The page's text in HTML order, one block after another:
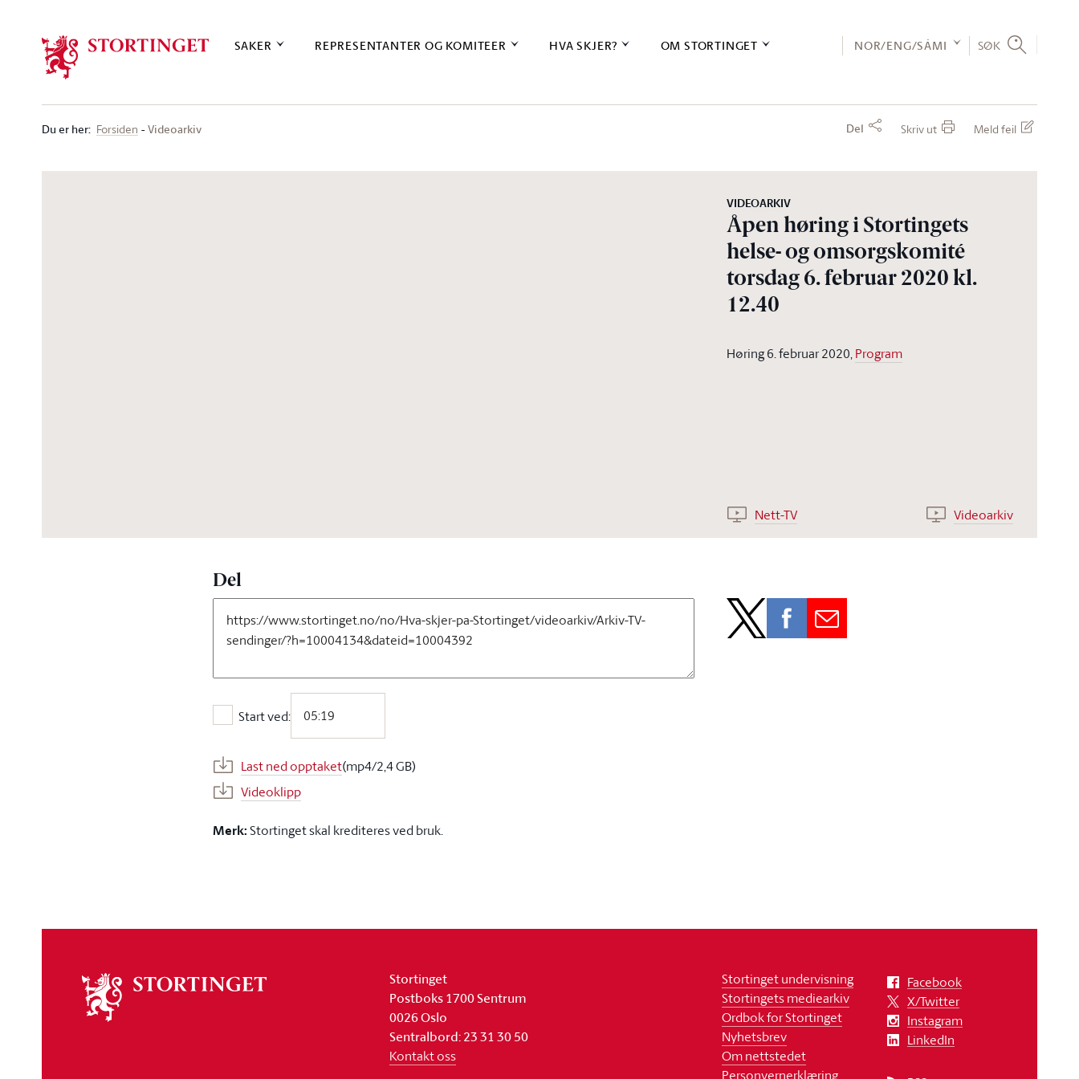
SAKER REPRESENTANTER OG KOMITEER HVA SKJER? OM STORTINGET NOR/ENG/SÁMI SØK
Du er her: Forsiden Videoarkiv Del Skriv ut Meld feil
VIDEOARKIV
Åpen høring i Stortingets
helse- og omsorgskomité
torsdag 6. februar 2020 kl.
12.40
Høring 6. februar 2020,Program
Nett-TV Videoarkiv
Del
Start ved:
Start ved:
Last ned opptaket(mp4/2,4 GB)
Videoklipp
Merk:Stortinget skal krediteres ved bruk.
stortinget
Stortinget
Postboks 1700 Sentrum
0026 Oslo
Sentralbord: 23 31 30 50
Kontakt oss
Stortinget undervisning
Stortingets mediearkiv
Ordbok for Stortinget
Nyhetsbrev
Om nettstedet
Personvernerklæring
Facebook
X/Twitter
Instagram
LinkedIn